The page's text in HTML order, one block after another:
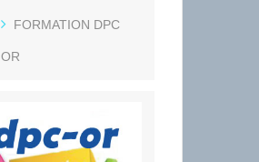
FORMATION DPC
OR